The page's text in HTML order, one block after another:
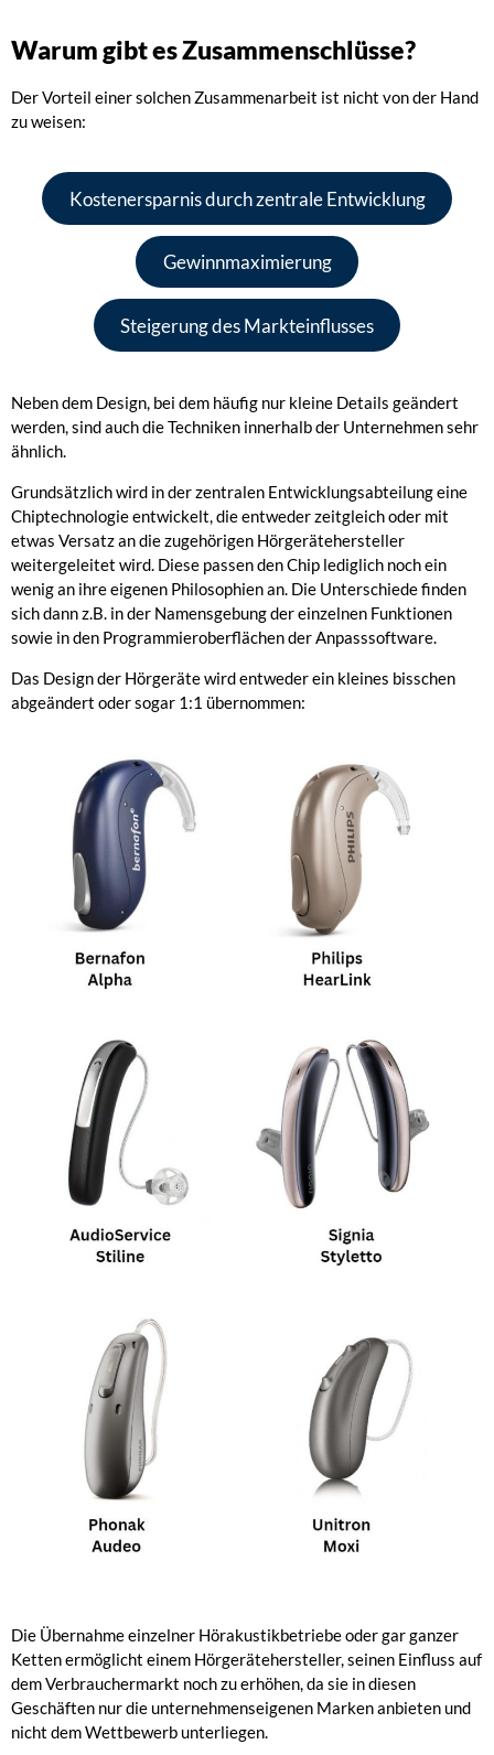
Warum gibt es Zusammenschlüsse?
Der Vorteil einer solchen Zusammenarbeit ist nicht von der Hand
zu weisen:
Kostenersparnis durch zentrale Entwicklung
Gewinnmaximierung
Steigerung des Markteinflusses
Neben dem Design, bei dem häufig nur kleine Details geändert
werden, sind auch die Techniken innerhalb der Unternehmen sehr
ähnlich.
Grundsätzlich wird in der zentralen Entwicklungsabteilung eine
Chiptechnologie entwickelt, die entweder zeitgleich oder mit
etwas Versatz an die zugehörigen Hörgerätehersteller
weitergeleitet wird. Diese passen den Chip lediglich noch ein
wenig an ihre eigenen Philosophien an. Die Unterschiede finden
sich dann z.B. in der Namensgebung der einzelnen Funktionen
sowie in den Programmieroberflächen der Anpasssoftware.
Das Design der Hörgeräte wird entweder ein kleines bisschen
abgeändert oder sogar 1:1 übernommen:
Die Übernahme einzelner Hörakustikbetriebe oder gar ganzer
Ketten ermöglicht einem Hörgerätehersteller, seinen Einfluss auf
dem Verbrauchermarkt noch zu erhöhen, da sie in diesen
Geschäften nur die unternehmenseigenen Marken anbieten und
nicht dem Wettbewerb unterliegen.